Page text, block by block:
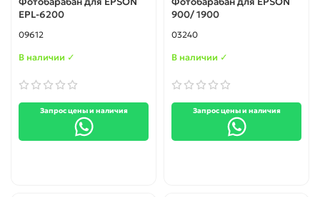
EPL-6200
09612
В наличии ✓
Запрос цены и наличия
900/ 1900
03240
В наличии ✓
Запрос цены и наличия